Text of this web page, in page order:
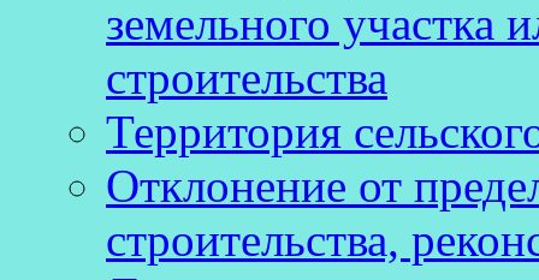
земельного участка
строительства
Территория
Отклонение от
строительства,